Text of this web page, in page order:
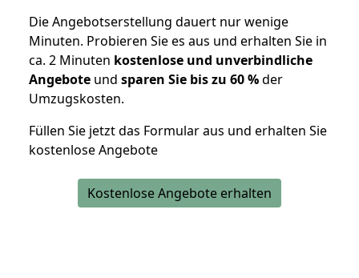
Die Angebotserstellung dauert nur wenige
Minuten. Probieren Sie es aus und erhalten Sie in
ca. 2 Minuten kostenlose und unverbindliche
Angebote und sparen Sie bis zu 60 %der
Umzugskosten.
Füllen Sie jetzt das Formular aus und erhalten Sie
kostenlose Angebote
Kostenlose Angebote erhalten